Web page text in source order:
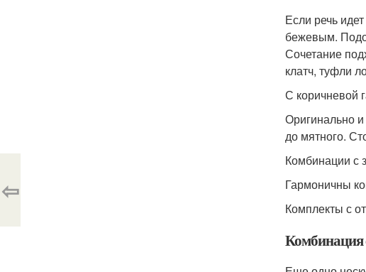
Если речь
бежевым.
Сочетание
клатч, туфли
С коричневой
Оригинально
до мятного.
Комбинации с
Гармоничны
Комплекты с
⇦